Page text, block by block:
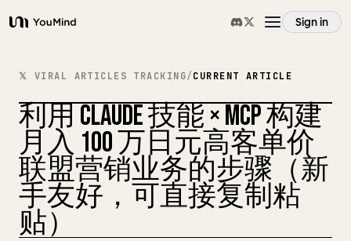
YouMind
Sign in
Overview
Use cases
Skills
Prompts
𝕏 VIRAL ARTICLES TRACKING/CURRENT ARTICLE
利用 CLAUDE 技能 × MCP 构建
月入 100 万日元高客单价
联盟营销业务的步骤（新
手友好，可直接复制粘
贴）